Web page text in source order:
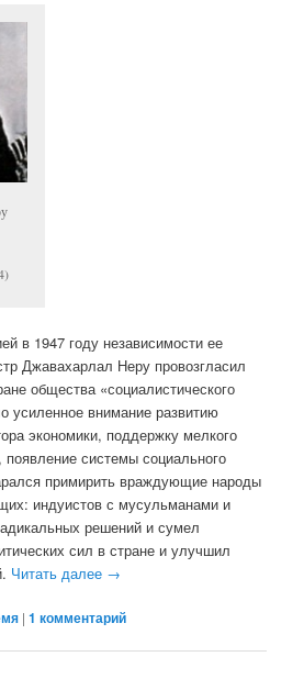
в 1947 году независимости ее
Джавахарлал Неру провозгласил
общества «социалистического
усиленное внимание развитию
экономики, поддержку мелкого
появление системы социального
примирить враждующие народы
индуистов с мусульманами и
решений и сумел
сил в стране и улучшил
Читать далее →
|1 комментарий